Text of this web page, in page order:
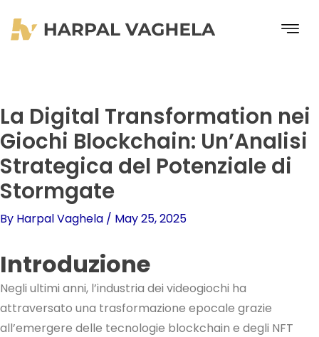
La Digital Transformation nei
Giochi Blockchain: Un’Analisi
Strategica del Potenziale di
Stormgate
By Harpal Vaghela / May 25, 2025
Introduzione
Negli ultimi anni, l’industria dei videogiochi ha
attraversato una trasformazione epocale grazie
all’emergere delle tecnologie blockchain e degli NFT